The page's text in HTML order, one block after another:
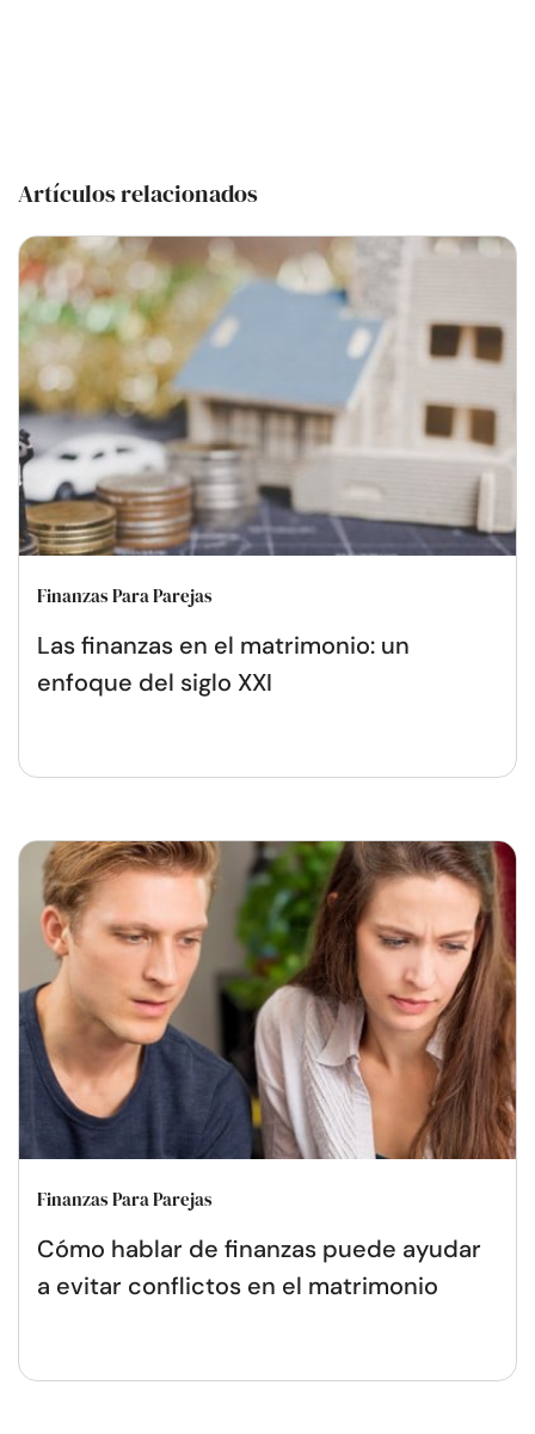
Artículos relacionados
Finanzas Para Parejas
Las finanzas en el matrimonio: un
enfoque del siglo XXI
Finanzas Para Parejas
Cómo hablar de finanzas puede ayudar
a evitar conflictos en el matrimonio